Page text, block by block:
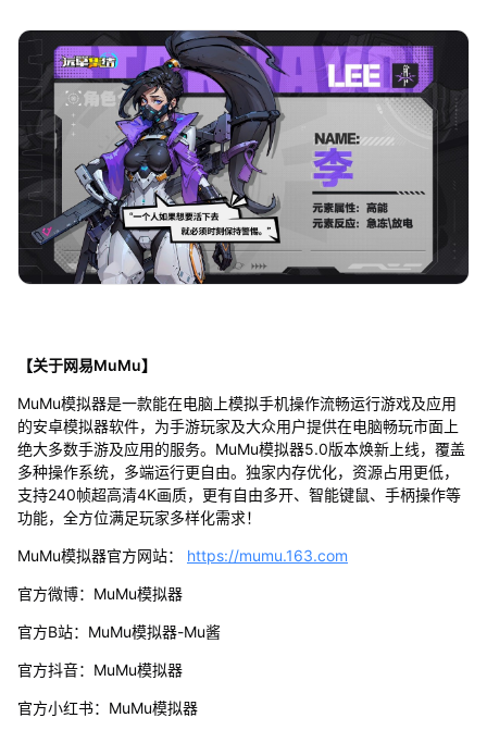
【关于网易MuMu】
MuMu模拟器是一款能在电脑上模拟手机操作流畅运行游戏及应用
的安卓模拟器软件，为手游玩家及大众用户提供在电脑畅玩市面上
绝大多数手游及应用的服务。MuMu模拟器5.0版本焕新上线，覆盖
多种操作系统，多端运行更自由。独家内存优化，资源占用更低，
支持240帧超高清4K画质，更有自由多开、智能键鼠、手柄操作等
功能，全方位满足玩家多样化需求！
MuMu模拟器官方网站： https://mumu.163.com
官方微博：MuMu模拟器
官方B站：MuMu模拟器-Mu酱
官方抖音：MuMu模拟器
官方小红书：MuMu模拟器